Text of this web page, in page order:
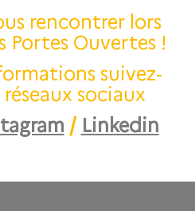
rencontrer lors
Portes Ouvertes !
suivez-
sociaux
/ Linkedin